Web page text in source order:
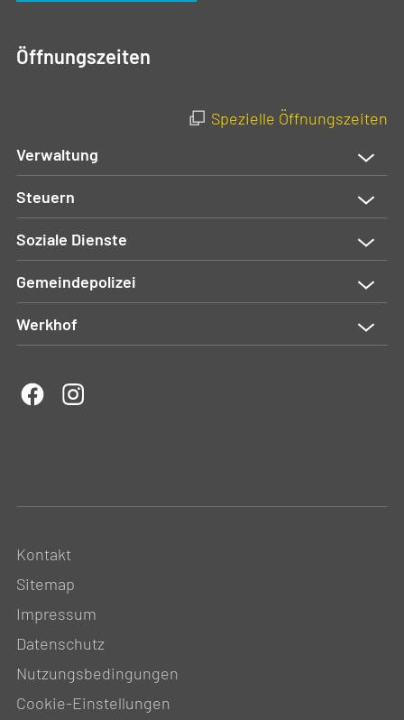
Öffnungszeiten
Spezielle Öffnungszeiten
Verwaltung
Steuern
Soziale Dienste
Gemeindepolizei
Werkhof
Kontakt
Sitemap
Impressum
Datenschutz
Nutzungsbedingungen
Cookie-Einstellungen